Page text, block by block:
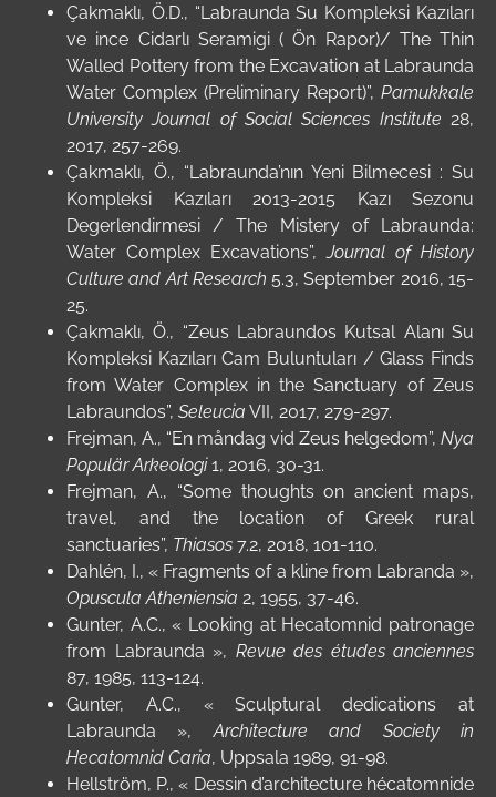
Çakmaklı, Ö.D., “Labraunda Su Kompleksi Kazıları
ve ince Cidarlı Seramigi ( Ön Rapor)/ The Thin
Walled Pottery from the Excavation at Labraunda
Water Complex (Preliminary Report)”, Pamukkale
University Journal of Social Sciences Institute 28,
2017, 257-269.
Çakmaklı, Ö., “Labraunda’nın Yeni Bilmecesi : Su
Kompleksi Kazıları 2013-2015 Kazı Sezonu
Degerlendirmesi / The Mistery of Labraunda:
Water Complex Excavations”,Journal of History
Culture and Art Research 5.3, September 2016, 15-
25.
Çakmaklı, Ö., “Zeus Labraundos Kutsal Alanı Su
Kompleksi Kazıları Cam Buluntuları / Glass Finds
from Water Complex in the Sanctuary of Zeus
Labraundos”, Seleucia VII, 2017, 279-297.
Frejman, A., “En måndag vid Zeus helgedom”, Nya
Populär Arkeologi1, 2016, 30-31.
Frejman, A., “Some thoughts on ancient maps,
travel, and the location of Greek rural
sanctuaries”, Thiasos 7.2, 2018, 101-110.
Dahlén, I., « Fragments of a kline from Labranda »,
Opuscula Atheniensia 2, 1955, 37-46.
Gunter, A.C., « Looking at Hecatomnid patronage
from Labraunda », Revue des études anciennes
87, 1985, 113-124.
Gunter, A.C., « Sculptural dedications at
Labraunda »,Architecture and Society in
Hecatomnid Caria, Uppsala 1989, 91-98.
Hellström, P., « Dessin d’architecture hécatomnide